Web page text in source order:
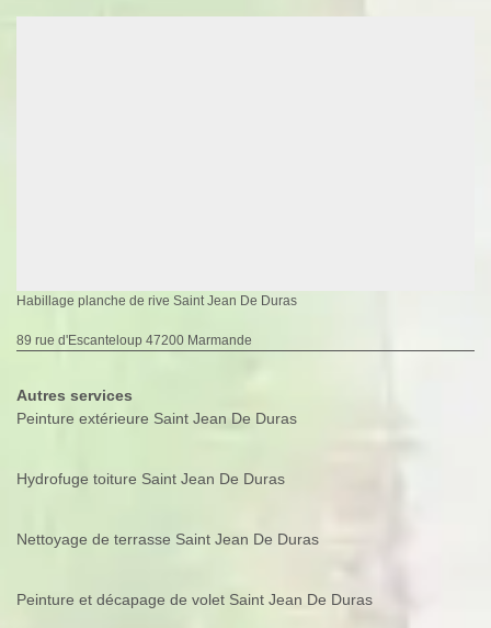
Habillage planche de rive Saint Jean De Duras
89 rue d'Escanteloup 47200 Marmande
Autres services
Peinture extérieure Saint Jean De Duras
Hydrofuge toiture Saint Jean De Duras
Nettoyage de terrasse Saint Jean De Duras
Peinture et décapage de volet Saint Jean De Duras